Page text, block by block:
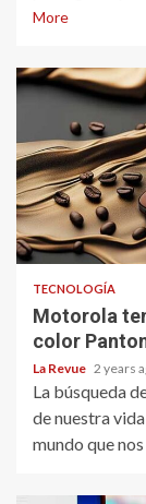
More
TECNOLOGÍA
Motorola
color
La Revue 2 years
La búsqueda
de nuestra
mundo que